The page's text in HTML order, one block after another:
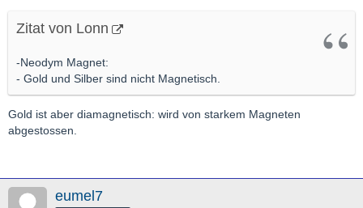
Zitat von Lonn
-Neodym Magnet:
- Gold und Silber sind nicht Magnetisch.
Gold ist aber diamagnetisch: wird von starkem Magneten
abgestossen.
eumel7